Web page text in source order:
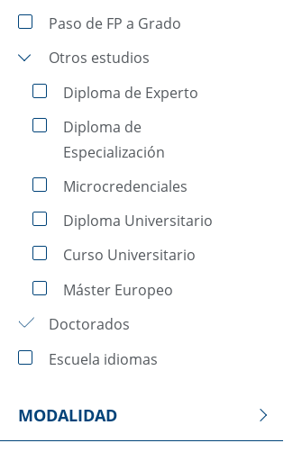
Paso de FP a Grado
Otros estudios
Diploma de Experto
Diploma de
Especialización
Microcredenciales
Diploma Universitario
Curso Universitario
Máster Europeo
Doctorados
Escuela idiomas
MODALIDAD